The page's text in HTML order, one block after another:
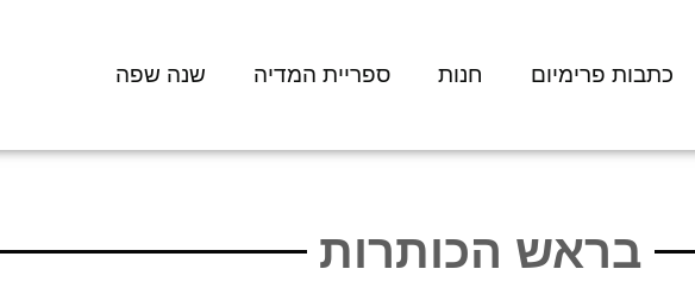
כתבות פרימיום חנות ספריית המדיה שנה שפה
בראש הכותרות